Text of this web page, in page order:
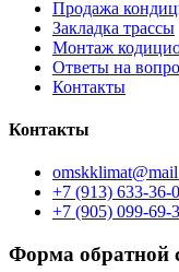
Продажа
Закладка трассы
Монтаж
Ответы на
Контакты
Контакты
+7 (913) 633-36-
+7 (905) 099-69-
Форма обратной